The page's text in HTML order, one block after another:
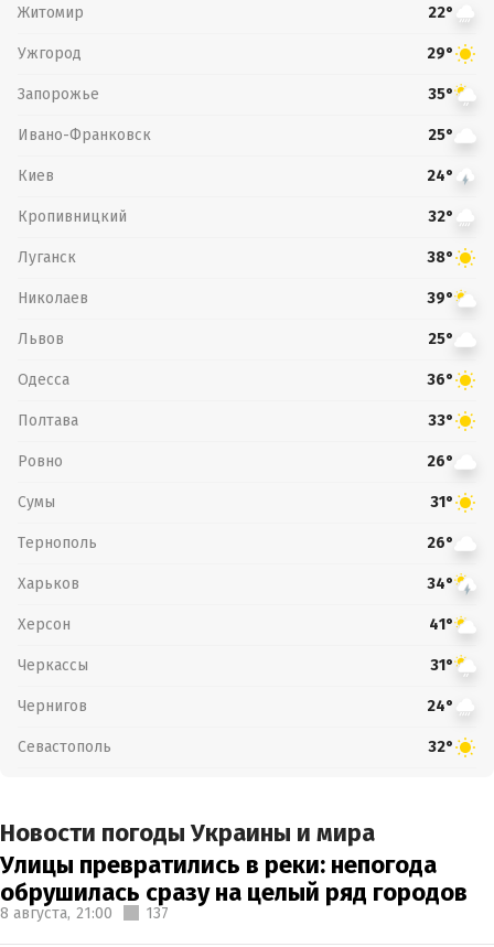
Житомир 22°
Ужгород 29°
Запорожье 35°
Ивано-Франковск 25°
Киев 24°
Кропивницкий 32°
Луганск 38°
Николаев 39°
Львов 25°
Одесса 36°
Полтава 33°
Ровно 26°
Сумы 31°
Тернополь 26°
Харьков 34°
Херсон 41°
Черкассы 31°
Чернигов 24°
Севастополь 32°
Новости погоды Украины и мира
Улицы превратились в реки: непогода
обрушилась сразу на целый ряд городов
8 августа, 21:00 137